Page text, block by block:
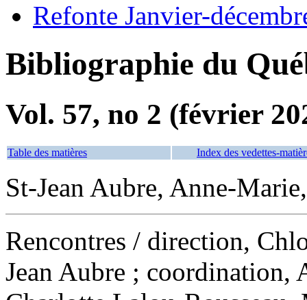
Refonte Janvier-
Bibliographie du
Vol. 57, no 2 (février
Table des matières Index des vedettes-
St-Jean Aubre, Anne-
Rencontres / direction,
Jean Aubre ; coordination,